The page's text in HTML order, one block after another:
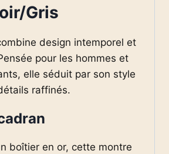
Gris
design intemporel et
pour les hommes et
elle séduit par son style
raffinés.
boîtier en or, cette montre